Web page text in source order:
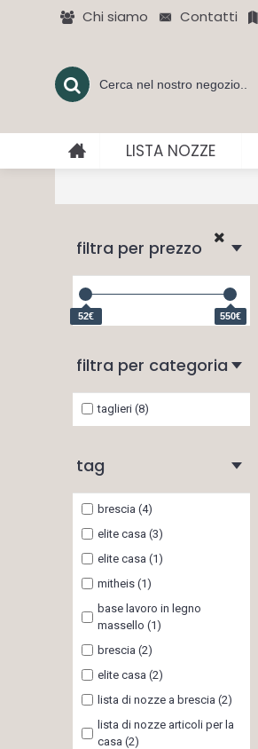
Chi siamo Contatti
LISTA NOZZE
filtra per prezzo
52€ 550€
filtra per categoria
taglieri (8)
tag
brescia (4)
elite casa (3)
elite casa (1)
mitheis (1)
base lavoro in legno
massello (1)
brescia (2)
elite casa (2)
lista di nozze a brescia (2)
lista di nozze articoli per la
casa (2)